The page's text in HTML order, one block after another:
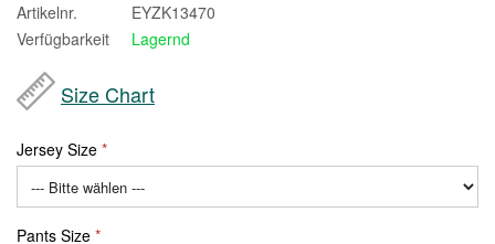
Artikelnr.
EYZK13470
Verfügbarkeit
Lagernd
Size Chart
Jersey Size
Pants Size